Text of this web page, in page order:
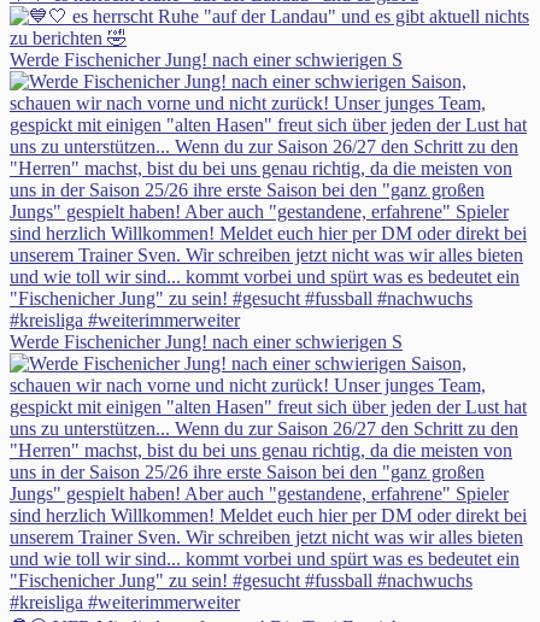
Werde Fischenicher Jung! nach einer schwierigen S
Werde Fischenicher Jung! nach einer schwierigen S